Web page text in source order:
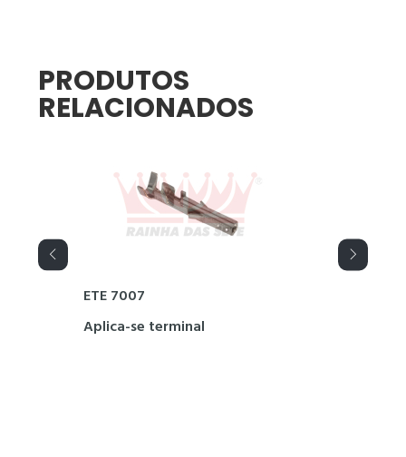
PRODUTOS
RELACIONADOS
Aplica-se terminal